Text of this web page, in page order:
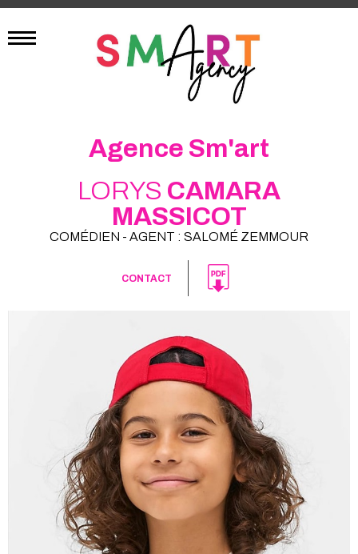
Agence Sm'art
LORYS CAMARA
MASSICOT
COMÉDIEN - AGENT : SALOMÉ ZEMMOUR
CONTACT